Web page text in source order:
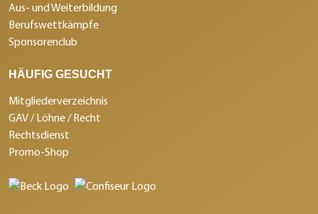
Aus- und Weiterbildung
Berufswettkämpfe
Sponsorenclub
HÄUFIG GESUCHT
Mitgliederverzeichnis
GAV / Löhne / Recht
Rechtsdienst
Promo-Shop